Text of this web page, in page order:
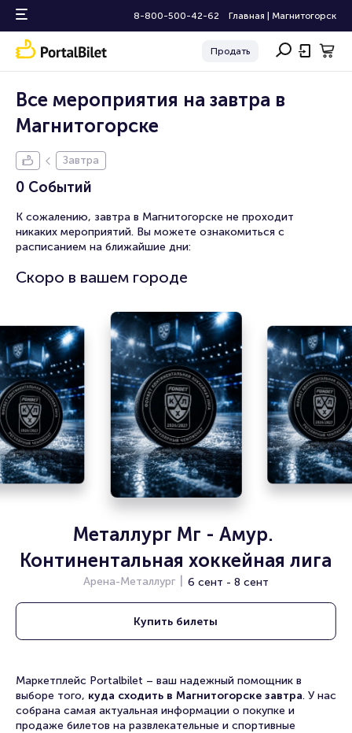
8-800-500-42-62 Главная Магнитогорск
Продать
Все мероприятия на завтра в
Магнитогорске
Завтра
0 Событий
К сожалению, завтра в Магнитогорске не проходит
никаких мероприятий. Вы можете ознакомиться с
расписанием на ближайшие дни:
Скоро в вашем городе
Металлург Мг - Амур.
Континентальная хоккейная лига
Арена-Металлург 6 сент - 8 сент
Купить билеты
Маркетплейс Portalbilet – ваш надежный помощник в
выборе того, куда сходить в Магнитогорске завтра. У нас
собрана самая актуальная информации о покупке и
продаже билетов на развлекательные и спортивные